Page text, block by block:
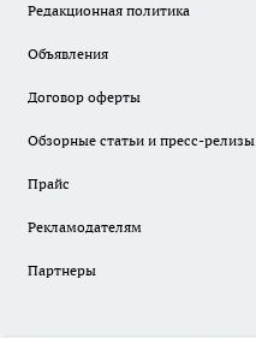
Редакционная политика
Объявления
Договор оферты
Обзорные статьи и пресс-релизы
Прайс
Рекламодателям
Партнеры